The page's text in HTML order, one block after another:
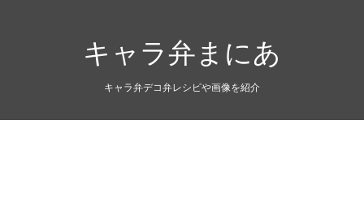
キャラ弁まにあ
キャラ弁デコ弁レシピや画像を紹介